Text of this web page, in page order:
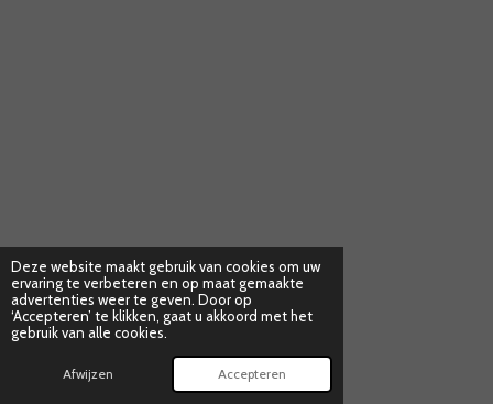
Deze website maakt gebruik van cookies om uw
ervaring te verbeteren en op maat gemaakte
advertenties weer te geven. Door op
‘Accepteren’ te klikken, gaat u akkoord met het
gebruik van alle cookies.
Afwijzen Accepteren